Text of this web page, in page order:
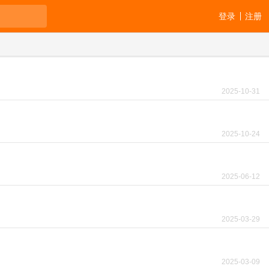
注册
登录
2025-10-31
2025-10-24
2025-06-12
2025-03-29
2025-03-09